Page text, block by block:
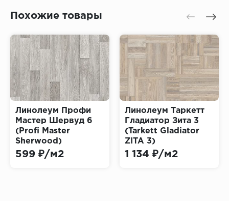
Похожие товары
Линолеум Профи
Мастер Шервуд 6
(Profi Master
Sherwood)
599 ₽/м2
Линолеум Таркетт
Гладиатор Зита 3
(Tarkett Gladiator
ZITA 3)
1 134 ₽/м2